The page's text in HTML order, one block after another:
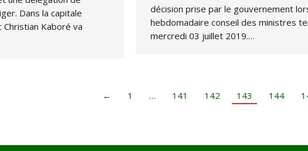
Dans la capitale
Christian Kaboré va
décision prise par le gouvernement
hebdomadaire conseil des ministres
mercredi 03 juillet 2019.…
← 1 … 141 142 143 144